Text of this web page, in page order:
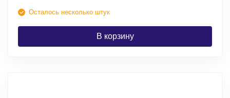
Осталось несколько штук
В корзину